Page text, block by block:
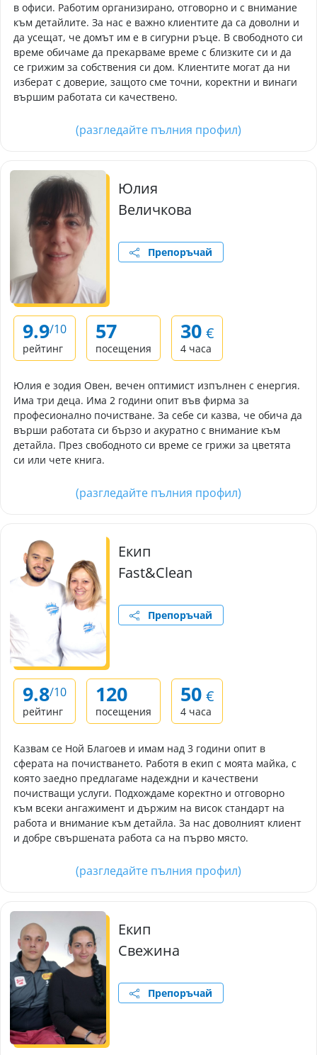
в офиси. Работим организирано, отговорно и с внимание
към детайлите. За нас е важно клиентите да са доволни и
да усещат, че домът им е в сигурни ръце. В свободното си
време обичаме да прекарваме време с близките си и да
се грижим за собствения си дом. Клиентите могат да ни
изберат с доверие, защото сме точни, коректни и винаги
вършим работата си качествено.
(разгледайте пълния профил)
Юлия
Величкова
Препоръчай
9.9/10
рейтинг
57
посещения
30 €
4 часа
Юлия е зодия Овен, вечен оптимист изпълнен с енергия.
Има три деца. Има 2 години опит във фирма за
професионално почистване. За себе си казва, че обича да
върши работата си бързо и акуратно с внимание към
детайла. През свободното си време се грижи за цветята
си или чете книга.
(разгледайте пълния профил)
Екип
Fast&Clean
Препоръчай
9.8/10
рейтинг
120
посещения
50 €
4 часа
Казвам се Ной Благоев и имам над 3 години опит в
сферата на почистването. Работя в екип с моята майка, с
която заедно предлагаме надеждни и качествени
почистващи услуги. Подхождаме коректно и отговорно
към всеки ангажимент и държим на висок стандарт на
работа и внимание към детайла. За нас доволният клиент
и добре свършената работа са на първо място.
(разгледайте пълния профил)
Екип
Свежина
Препоръчай